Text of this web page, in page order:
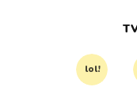
lol!